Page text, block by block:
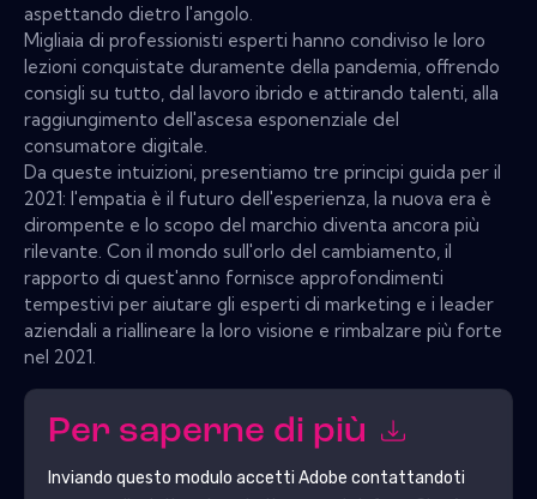
aspettando dietro l'angolo.
Migliaia di professionisti esperti hanno condiviso le loro
lezioni conquistate duramente della pandemia, offrendo
consigli su tutto, dal lavoro ibrido e attirando talenti, alla
raggiungimento dell'ascesa esponenziale del
consumatore digitale.
Da queste intuizioni, presentiamo tre principi guida per il
2021: l'empatia è il futuro dell'esperienza, la nuova era è
dirompente e lo scopo del marchio diventa ancora più
rilevante. Con il mondo sull'orlo del cambiamento, il
rapporto di quest'anno fornisce approfondimenti
tempestivi per aiutare gli esperti di marketing e i leader
aziendali a riallineare la loro visione e rimbalzare più forte
nel 2021.
Per saperne di più
Inviando questo modulo accetti Adobe contattandoti